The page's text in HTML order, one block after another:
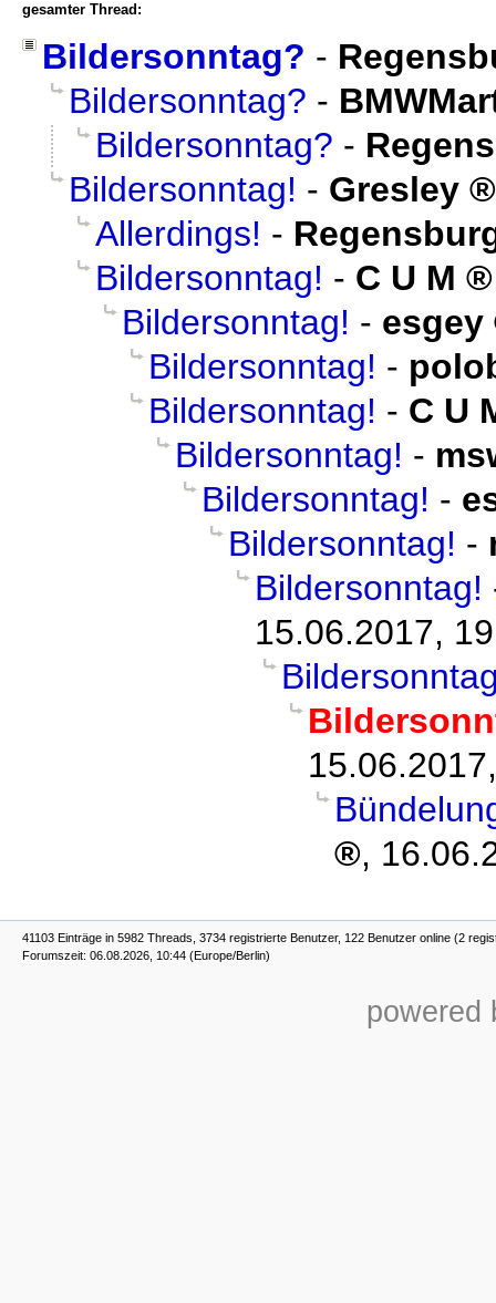
gesamter Thread:
Bildersonntag? -
Bildersonntag? -
Bildersonntag? -
Bildersonntag! - Gresley
Allerdings! -
Bildersonntag! - C U M
Bildersonntag! - esgey
Bildersonntag! -
Bildersonntag! - C U
Bildersonntag! -
Bildersonntag! -
Bildersonntag! -
Bildersonntag!
15.06.2017,
,
41103 Einträge in 5982 Threads, 3734 registrierte Benutzer, 122 Benutzer online (2
Forumszeit: 06.08.2026, 10:44 (Europe/Berlin)
powered